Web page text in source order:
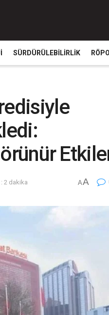
SÜRDÜRÜLEBILIRLIK
2 dakika AA